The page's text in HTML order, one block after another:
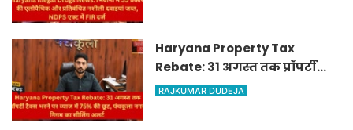
Haryana Property Tax
Rebate: 31 अगस्त तक प्रॉपर्टी
टैक्स भरने पर ब्याज में 75% की
RAJKUMAR DUDEJA